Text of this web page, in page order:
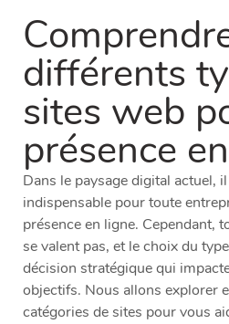
différents
sites web
présence
Dans le paysage digital actuel,
indispensable pour toute
présence en ligne. Cependant,
se valent pas, et le choix du
décision stratégique qui
objectifs. Nous allons explorer
catégories de sites pour vous